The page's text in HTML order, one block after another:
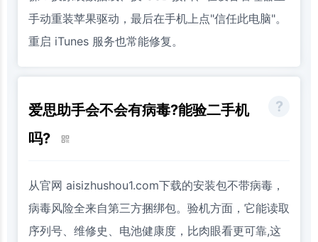
手动重装苹果驱动，最后在手机上点"信任此电脑"。
重启 iTunes 服务也常能修复。
爱思助手会不会有病毒?能验二手机
吗?
从官网 aisizhushou1.com下载的安装包不带病毒，
病毒风险全来自第三方捆绑包。验机方面，它能读取
序列号、维修史、电池健康度，比肉眼看更可靠,这